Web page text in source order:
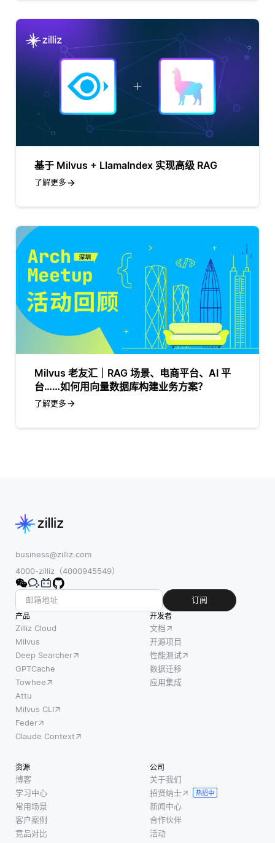
基于 Milvus + LlamaIndex 实现高级 RAG
了解更多
Milvus 老友汇｜RAG 场景、电商平台、AI 平
台……如何用向量数据库构建业务方案？
了解更多
business@zilliz.com
4000-zilliz（4000945549）
订阅
产品
Zilliz Cloud
Milvus
Deep Searcher
GPTCache
Towhee
Attu
Milvus CLI
Feder
Claude Context
开发者
文档
开源项目
性能测试
数据迁移
应用集成
资源
博客
学习中心
常用场景
客户案例
竞品对比
公司
关于我们
招贤纳士
热招中
新闻中心
合作伙伴
活动